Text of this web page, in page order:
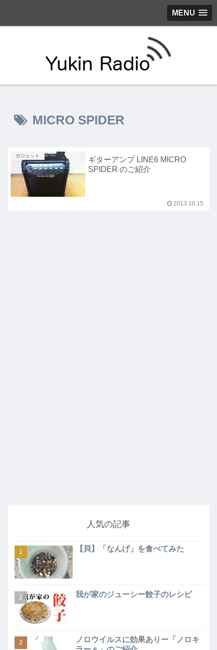
MENU
MICRO SPIDER
ガジェット
ギターアンプ LINE6 MICRO
SPIDER のご紹介
2013.10.15
人気の記事
【貝】「なんげ」を食べてみた
我が家のジューシー餃子のレシピ
ノロウイルスに効果ありー「ノロキ